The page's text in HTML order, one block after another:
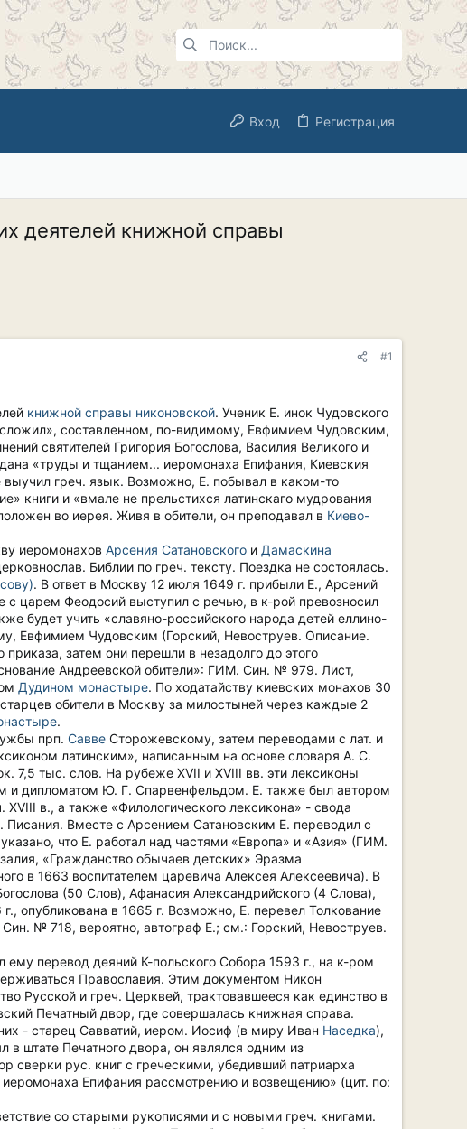
Вход Регистрация
деятелей книжной справы
#1
книжной справы никоновской. Ученик Е. инок Чудовского
составленном, по-видимому, Евфимием Чудовским,
святителей Григория Богослова, Василия Великого и
«труды и тщанием... иеромонаха Епифания, Киевския
выучил греч. язык. Возможно, Е. побывал в каком-то
книги и «вмале не прельстихся латинскаго мудрования
во иерея. Живя в обители, он преподавал в Киево-
иеромонахов Арсения Сатановского и Дамаскина
Библии по греч. тексту. Поездка не состоялась.
. В ответ в Москву 12 июля 1649 г. прибыли Е., Арсений
с царем Феодосий выступил с речью, в к-рой превозносил
будет учить «славяно-российского народа детей еллино-
Евфимием Чудовским (Горский, Невоструев. Описание.
затем они перешли в незадолго до этого
Андреевской обители»: ГИМ. Син. № 979. Лист,
Дудином монастыре. По ходатайству киевских монахов 30
обители в Москву за милостыней через каждые 2
.
прп. Савве Сторожевскому, затем переводами с лат. и
латинским», написанным на основе словаря А. С.
7,5 тыс. слов. На рубеже XVII и XVIII вв. эти лексиконы
и дипломатом Ю. Г. Спарвенфельдом. Е. также был автором
в., а также «Филологического лексикона» - свода
Вместе с Арсением Сатановским Е. переводил с
что Е. работал над частями «Европа» и «Азия» (ГИМ.
«Гражданство обычаев детских» Эразма
в 1663 воспитателем царевича Алексея Алексеевича). В
(50 Слов), Афанасия Александрийского (4 Слова),
опубликована в 1665 г. Возможно, Е. перевел Толкование
№ 718, вероятно, автограф Е.; см.: Горский, Невоструев.
ему перевод деяний К-польского Собора 1593 г., на к-ром
Православия. Этим документом Никон
Русской и греч. Церквей, трактовавшееся как единство в
Печатный двор, где совершалась книжная справа.
- старец Савватий, иером. Иосиф (в миру Иван Наседка),
в штате Печатного двора, он являлся одним из
сверки рус. книг с греческими, убедивший патриарха
Епифания рассмотрению и возвещению» (цит. по:
со старыми рукописями и с новыми греч. книгами.